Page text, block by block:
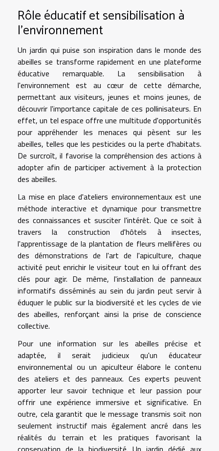
Rôle éducatif et sensibilisation à
l'environnement
Un jardin qui puise son inspiration dans le monde des
abeilles se transforme rapidement en une plateforme
éducative remarquable. La sensibilisation à
l'environnement est au cœur de cette démarche,
permettant aux visiteurs, jeunes et moins jeunes, de
découvrir l'importance capitale de ces pollinisateurs. En
effet, un tel espace offre une multitude d'opportunités
pour appréhender les menaces qui pèsent sur les
abeilles, telles que les pesticides ou la perte d'habitats.
De surcroît, il favorise la compréhension des actions à
adopter afin de participer activement à la protection
des abeilles.
La mise en place d'ateliers environnementaux est une
méthode interactive et dynamique pour transmettre
des connaissances et susciter l'intérêt. Que ce soit à
travers la construction d'hôtels à insectes,
l'apprentissage de la plantation de fleurs mellifères ou
des démonstrations de l'art de l'apiculture, chaque
activité peut enrichir le visiteur tout en lui offrant des
clés pour agir. De même, l'installation de panneaux
informatifs disséminés au sein du jardin peut servir à
éduquer le public sur la biodiversité et les cycles de vie
des abeilles, renforçant ainsi la prise de conscience
collective.
Pour une information sur les abeilles précise et
adaptée, il serait judicieux qu'un éducateur
environnemental ou un apiculteur élabore le contenu
des ateliers et des panneaux. Ces experts peuvent
apporter leur savoir technique et leur passion pour
offrir une expérience immersive et significative. En
outre, cela garantit que le message transmis soit non
seulement instructif mais également ancré dans les
réalités du terrain et les pratiques favorisant la